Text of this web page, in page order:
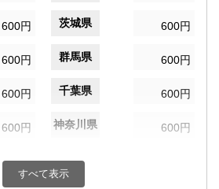
600円 茨城県 600円
600円 群馬県 600円
600円 千葉県 600円
600円 神奈川県 600円
600円 富山県
すべて表示